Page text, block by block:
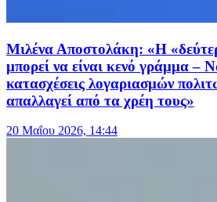
Μιλένα Αποστολάκη: «Η
μπορεί να είναι κενό γράμμα –
κατασχέσεις λογαριασμών
απαλλαγεί από τα χρέη τους»
20 Μαΐου 2026, 14:44